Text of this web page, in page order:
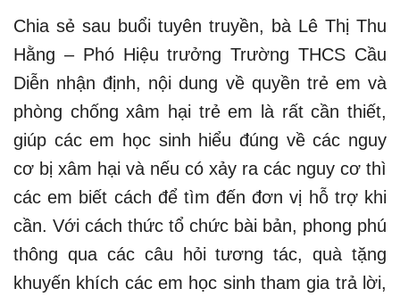
Chia sẻ sau buổi tuyên truyền, bà Lê Thị Thu
Hằng – Phó Hiệu trưởng Trường THCS Cầu
Diễn nhận định, nội dung về quyền trẻ em và
phòng chống xâm hại trẻ em là rất cần thiết,
giúp các em học sinh hiểu đúng về các nguy
cơ bị xâm hại và nếu có xảy ra các nguy cơ thì
các em biết cách để tìm đến đơn vị hỗ trợ khi
cần. Với cách thức tổ chức bài bản, phong phú
thông qua các câu hỏi tương tác, quà tặng
khuyến khích các em học sinh tham gia trả lời,